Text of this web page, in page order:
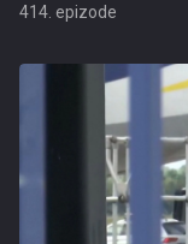
414. epizode